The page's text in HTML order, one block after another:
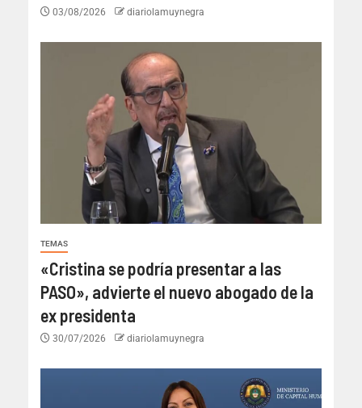
03/08/2026 diariolamuynegra
TEMAS
«Cristina se podría presentar a las
PASO», advierte el nuevo abogado de la
ex presidenta
30/07/2026 diariolamuynegra